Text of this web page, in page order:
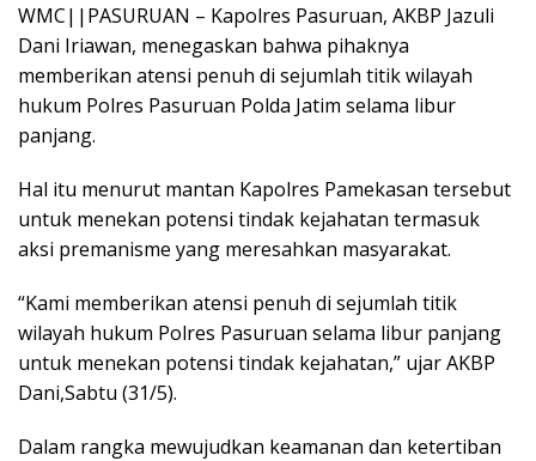
WMC||PASURUAN – Kapolres Pasuruan, AKBP Jazuli
Dani Iriawan, menegaskan bahwa pihaknya
memberikan atensi penuh di sejumlah titik wilayah
hukum Polres Pasuruan Polda Jatim selama libur
panjang.
Hal itu menurut mantan Kapolres Pamekasan tersebut
untuk menekan potensi tindak kejahatan termasuk
aksi premanisme yang meresahkan masyarakat.
“Kami memberikan atensi penuh di sejumlah titik
wilayah hukum Polres Pasuruan selama libur panjang
untuk menekan potensi tindak kejahatan,” ujar AKBP
Dani,Sabtu (31/5).
Dalam rangka mewujudkan keamanan dan ketertiban